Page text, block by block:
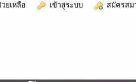
ยเหลือ เข้าสู่ระบบ สมัครสม